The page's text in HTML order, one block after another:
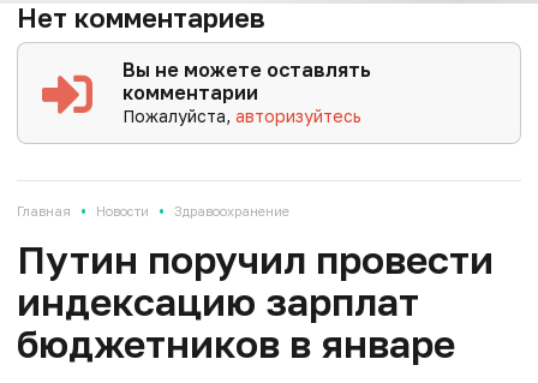
Нет комментариев
Вы не можете оставлять
комментарии
Пожалуйста,авторизуйтесь
Главная • Новости • Здравоохранение
Путин поручил провести
индексацию зарплат
бюджетников в январе